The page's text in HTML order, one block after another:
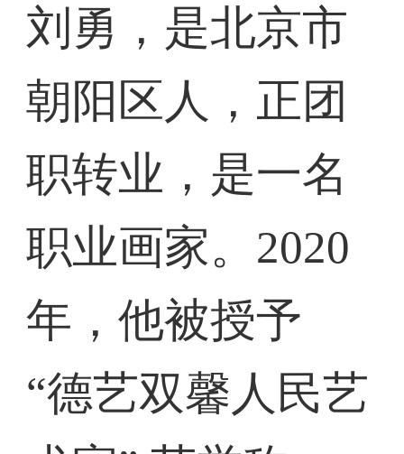
刘勇，是北京市
朝阳区人，正团
职转业，是一名
职业画家。2020
年，他被授予
“德艺双馨人民艺